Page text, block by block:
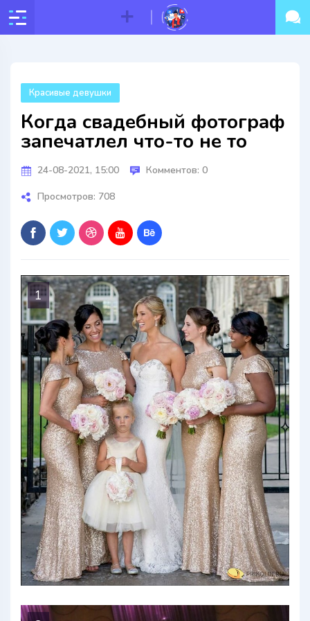
Красивые девушки
Когда свадебный фотограф
запечатлел что-то не то
24-08-2021, 15:00
Комментов: 0
Просмотров: 708
1